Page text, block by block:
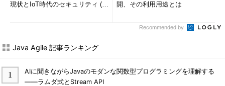
現状とIoT時代のセキュリティ (1/
開、その利用用途とは
Recommended by
Java Agile 記事ランキング
AIに聞きながらJavaのモダンな関数型プログラミングを理解する
――ラムダ式とStream API